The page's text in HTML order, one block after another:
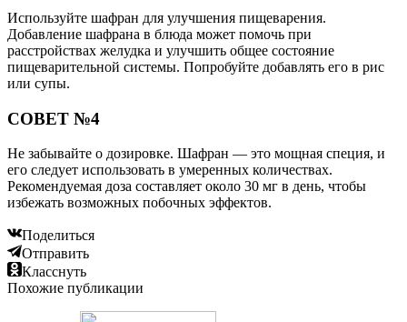
Используйте шафран для улучшения пищеварения.
Добавление шафрана в блюда может помочь при
расстройствах желудка и улучшить общее состояние
пищеварительной системы. Попробуйте добавлять его в рис
или супы.
СОВЕТ №4
Не забывайте о дозировке. Шафран — это мощная специя, и
его следует использовать в умеренных количествах.
Рекомендуемая доза составляет около 30 мг в день, чтобы
избежать возможных побочных эффектов.
Поделиться
Отправить
Класснуть
Похожие публикации